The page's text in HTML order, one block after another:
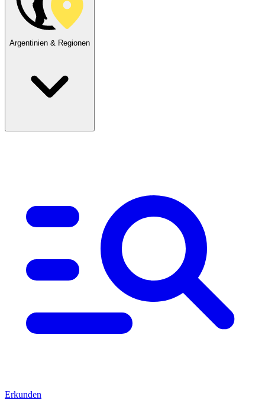
Argentinien & Regionen
Erkunden